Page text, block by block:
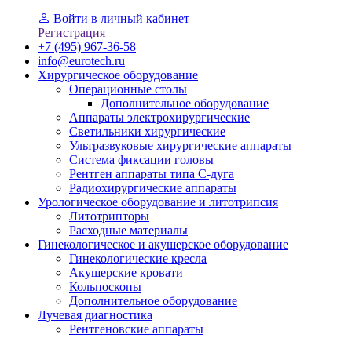
Войти в личный кабинет
Регистрация
+7 (495) 967-36-58
info@eurotech.ru
Хирургическое оборудование
Операционные столы
Дополнительное оборудование
Аппараты электрохирургические
Светильники хирургические
Ультразвуковые хирургические аппараты
Система фиксации головы
Рентген аппараты типа С-дуга
Радиохирургические аппараты
Урологическое оборудование и литотрипсия
Литотрипторы
Расходные материалы
Гинекологическое и акушерское оборудование
Гинекологические кресла
Акушерские кровати
Кольпоскопы
Дополнительное оборудование
Лучевая диагностика
Рентгеновские аппараты